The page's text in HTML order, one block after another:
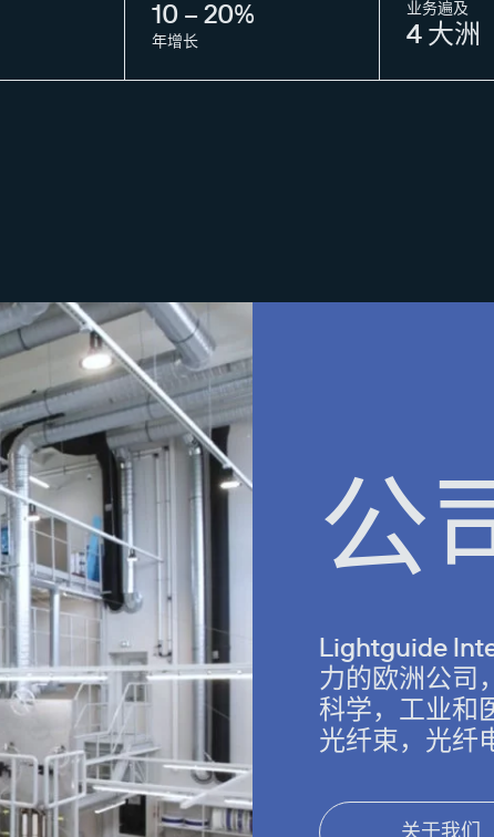
10 – 20%
年增长
业务遍及
4 大洲
公
Lightguide
力的欧洲公司
科学，工业和
光纤束，光纤
关于我们